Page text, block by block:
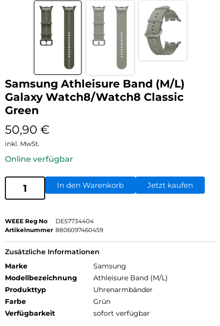
Samsung Athleisure Band (M/L)
Galaxy Watch8/Watch8 Classic
Green
50,90 €
inkl. MwSt.
Online verfügbar
In den Warenkorb Jetzt kaufen
WEEE Reg No
DE57734404
Artikelnummer 8806097460459
Zusätzliche Informationen
Marke
Samsung
Modellbezeichnung
Athleisure Band (M/L)
Produkttyp
Uhrenarmbänder
Farbe
Grün
Verfügbarkeit
sofort verfügbar